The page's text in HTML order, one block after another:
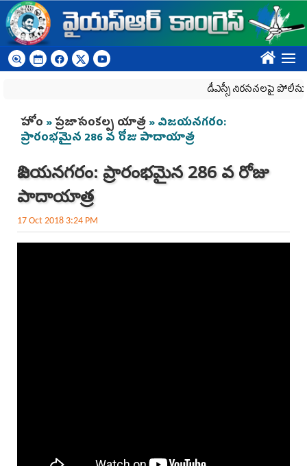
Skip to main content
????
డీఎస్సీ నిరసనలపై పోలీసు
You are here
హోం »ప్రజాసంకల్ప యాత్ర» విజయనగరం:
ప్రారంభమైన 286 వ రోజు పాదాయాత్ర
విజయనగరం: ప్రారంభమైన 286 వ రోజు
పాదాయాత్ర
17 Oct 2018 3:24 PM